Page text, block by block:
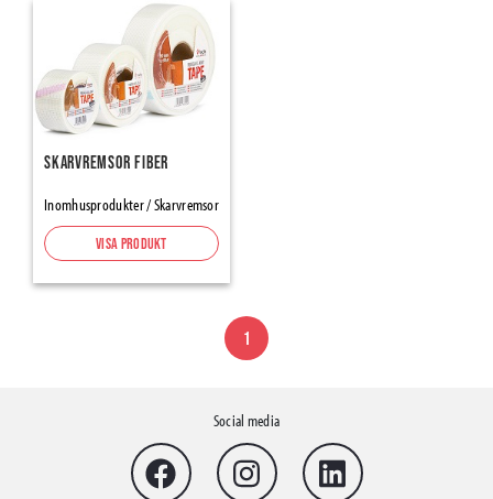
Tätningstejper för Ångspärr & Vindskydd
Alumininium- & Butyltejper
Tapes Renovation, Protection-Masking
Maskeringstejp
Packtejp
Varningstejp halkskydd
Inomhusprodukter
Protection Papers and Cardboards
Protective Cartons
Skarvremsor fiber
Inomhusprodukter / Skarvremsor
Visa produkt
1
Social media